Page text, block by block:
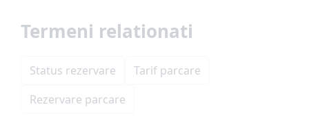
Termeni relationati
Status rezervare
Tarif parcare
Rezervare parcare